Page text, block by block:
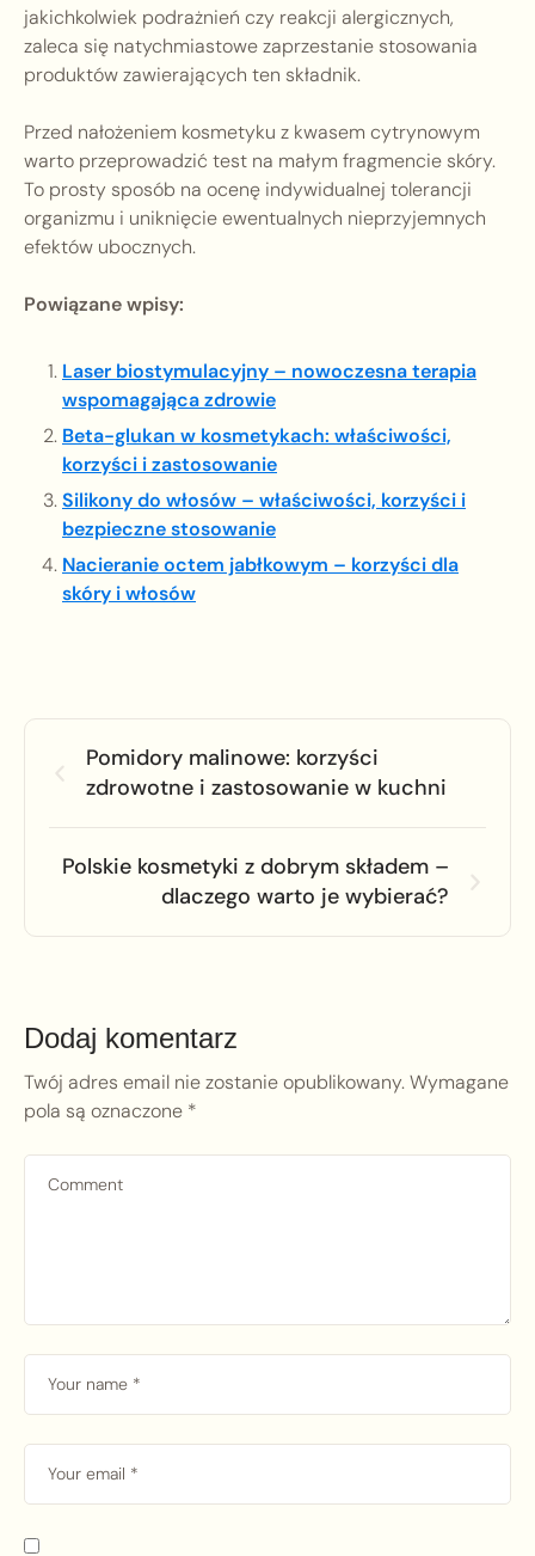
jakichkolwiek podrażnień czy reakcji alergicznych,
zaleca się natychmiastowe zaprzestanie stosowania
produktów zawierających ten składnik.
Przed nałożeniem kosmetyku z kwasem cytrynowym
warto przeprowadzić test na małym fragmencie skóry.
To prosty sposób na ocenę indywidualnej tolerancji
organizmu i uniknięcie ewentualnych nieprzyjemnych
efektów ubocznych.
Powiązane wpisy:
Laser biostymulacyjny – nowoczesna terapia
wspomagająca zdrowie
Beta-glukan w kosmetykach: właściwości,
korzyści i zastosowanie
Silikony do włosów – właściwości, korzyści i
bezpieczne stosowanie
Nacieranie octem jabłkowym – korzyści dla
skóry i włosów
Pomidory malinowe: korzyści
zdrowotne i zastosowanie w kuchni
Polskie kosmetyki z dobrym składem –
dlaczego warto je wybierać?
Dodaj komentarz
Twój adres email nie zostanie opublikowany.Wymagane
pola są oznaczone *